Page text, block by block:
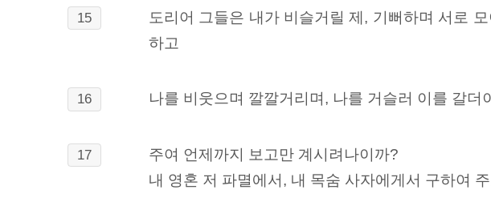
15
도리어 그들은 내가 비슬거릴 제, 기뻐하며 서로
하고
16 나를 비웃으며 깔깔거리며, 나를 거슬러 이를 갈더
17
주여 언제까지 보고만 계시려나이까?
내 영혼 저 파멸에서, 내 목숨 사자에게서 구하여